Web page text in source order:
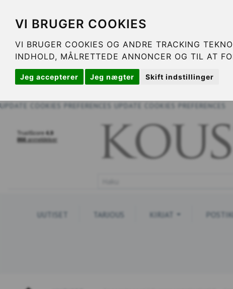
VI BRUGER COOKIES
VI BRUGER COOKIES OG ANDRE TRACKING
INDHOLD, MÅLRETTEDE ANNONCER OG TIL AT
Jeg accepterer Jeg nægter Skift indstillinger
UPDATE COOKIES PREFERENCES UPDATE COOKIES PREFERENCES
UUTISET TARJOUS KIRJAT